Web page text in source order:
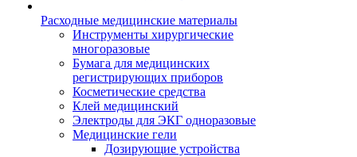
Расходные медицинские материалы
Инструменты хирургические
многоразовые
Бумага для медицинских
регистрирующих приборов
Косметические средства
Клей медицинский
Электроды для ЭКГ одноразовые
Медицинские гели
Дозирующие устройства